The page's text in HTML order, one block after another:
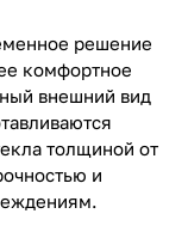
решение
комфортное
внешний вид
толщиной от
и